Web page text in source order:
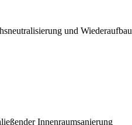
und Wiederaufbau
Innenraumsanierung